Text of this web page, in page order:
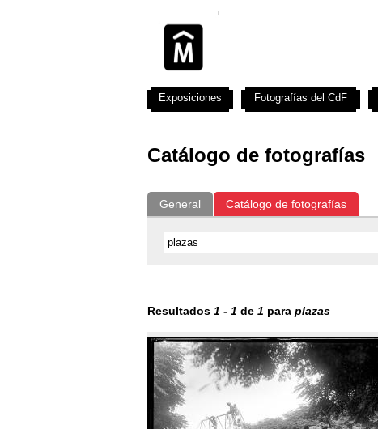
Catálogo de fotografías
General Catálogo de fotografías
Resultados 1 - 1 de 1 para plazas
Exposiciones Fotografías del CdF